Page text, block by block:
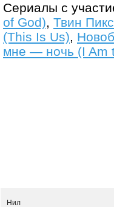
Сериалы с
of God), Твин
(This Is Us),
мне — ночь (I Am
Нил